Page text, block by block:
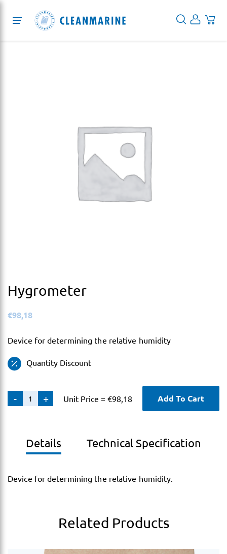
About
Blog
Hygrometer
€98,18
Device for determining the relative humidity
Quantity Discount
-
Hygrometer
quantity
+ Unit Price = €98,18 Add To Cart
Details Technical Specification
Device for determining the relative humidity.
Related Products